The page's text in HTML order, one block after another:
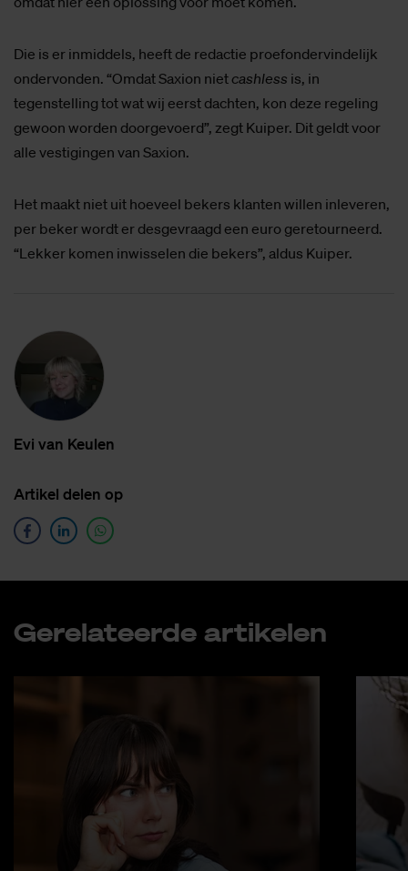
Die is er inmiddels, heeft de redactie proefondervindelijk
ondervonden. “Omdat Saxion niet cashless is, in
tegenstelling tot wat wij eerst dachten, kon deze regeling
gewoon worden doorgevoerd”, zegt Kuiper. Dit geldt voor
alle vestigingen van Saxion.
Het maakt niet uit hoeveel bekers klanten willen inleveren,
per beker wordt er desgevraagd een euro geretourneerd.
“Lekker komen inwisselen die bekers”, aldus Kuiper.
Evi van Keu­len
Ar­ti­kel de­len op
Ge­re­la­teer­de ar­ti­ke­len